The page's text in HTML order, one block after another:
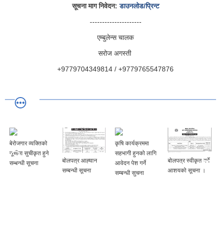
सूचना माग निवेदन:डाउनलोड/प्रिन्ट
---------------------
एम्बुलेन्स चालक
सरोज अगस्ती
+9779704349814 / +9779765547876
बेरोजगार व्यक्तिको
सूचीमा सुचीकृत हुने
सम्बन्धी सूचना
बोलपत्र आह्‍वान
सम्बन्धी सूचना
कृषि कार्यक्रममा
सहभागी हुनको लागि
आवेदन पेश गर्ने
सम्बन्धी सुचना
बोलपत्र स्वीकृत गर्ने
आशयको सूचना ।